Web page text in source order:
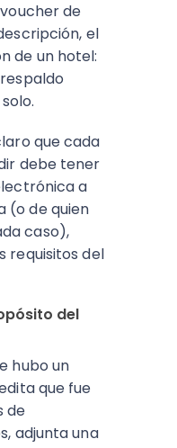
de
el
de un hotel:
que cada
debe tener
a
(o de quien
caso),
requisitos del
del
hubo un
que fue
de
adjunta una